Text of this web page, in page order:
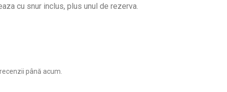
cu snur inclus, plus unul de rezerva.
până acum.